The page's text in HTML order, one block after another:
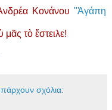
Κονάνου "Ἀγάπη
τὸ ἔστειλε!
σχόλια: